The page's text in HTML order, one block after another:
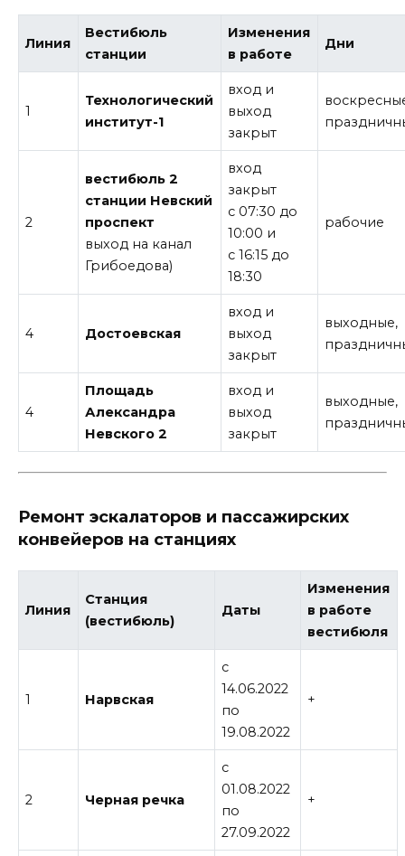
Линия
Вестибюль
станции
Изменения
в работе
Дни
1
Технологический
институт-1
вход и
выход
закрыт
2
вестибюль 2
станции Невский
проспект
выход на канал
Грибоедова)
вход
закрыт
с 07:30 до
10:00 и
с 16:15 до
18:30
рабочие
4 Достоевская
вход и
выход
закрыт
выходные,
4
Площадь
Александра
Невского 2
вход и
выход
закрыт
выходные,
Ремонт эскалаторов и пассажирских
конвейеров на станциях
Линия
Станция
(вестибюль)
Даты
Изменения
в работе
вестибюля
1 Нарвская
c
14.06.2022
по
19.08.2022
+
2 Черная речка
c
01.08.2022
по
27.09.2022
+